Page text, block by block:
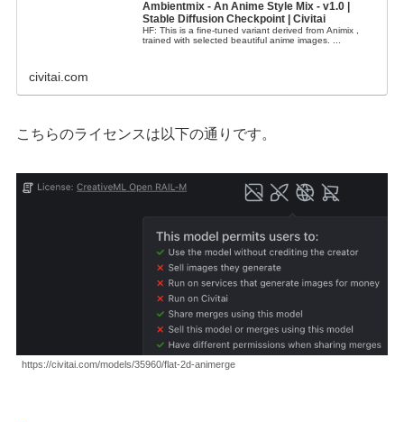
Ambientmix - An Anime Style Mix - v1.0 |
Stable Diffusion Checkpoint | Civitai
HF: This is a fine-tuned variant derived from Animix ,
trained with selected beautiful anime images. ...
civitai.com
こちらのライセンスは以下の通りです。
https://civitai.com/models/35960/flat-2d-animerge